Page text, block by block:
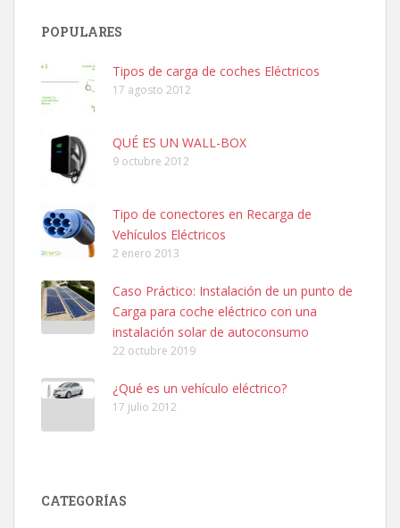
POPULARES
Tipos de carga de coches Eléctricos
17 agosto 2012
QUÉ ES UN WALL-BOX
9 octubre 2012
Tipo de conectores en Recarga de
Vehículos Eléctricos
2 enero 2013
Caso Práctico: Instalación de un punto de
Carga para coche eléctrico con una
instalación solar de autoconsumo
22 octubre 2019
¿Qué es un vehículo eléctrico?
17 julio 2012
CATEGORÍAS